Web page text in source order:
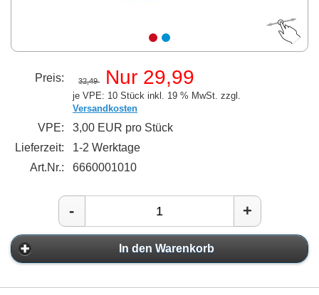
Preis: 32,49 Nur 29,99
je VPE: 10 Stück inkl. 19 % MwSt. zzgl.
Versandkosten
VPE:
3,00 EUR pro Stück
Lieferzeit:
1-2 Werktage
Art.Nr.:
6660001010
- +
In den Warenkorb